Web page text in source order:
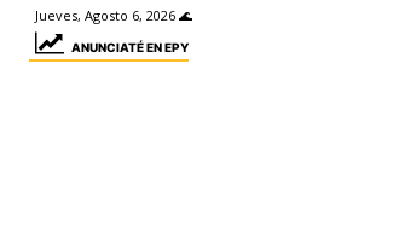
Jueves, Agosto 6, 2026 🌊
ANUNCIATÉ EN EPY